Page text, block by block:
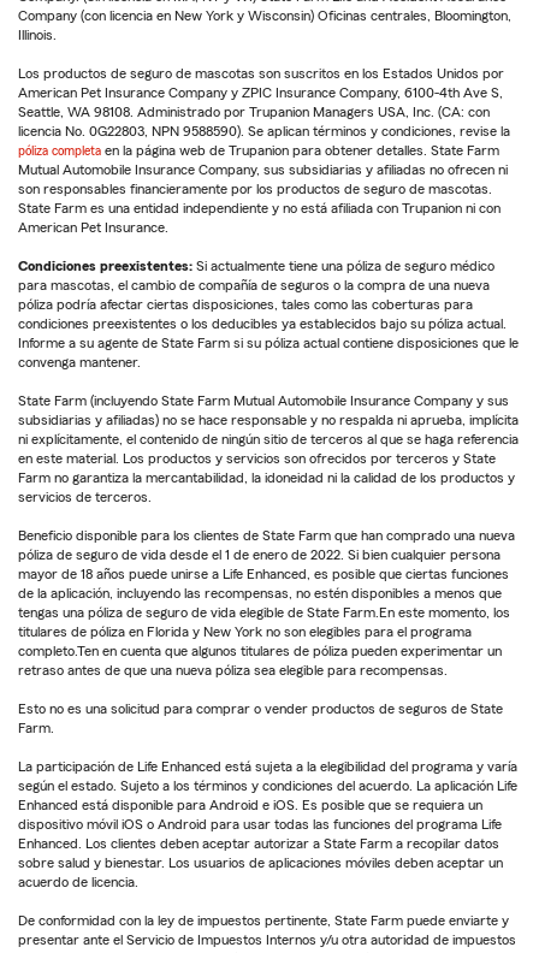
Company (con licencia en New York y Wisconsin) Oficinas centrales, Bloomington,
Illinois.
Los productos de seguro de mascotas son suscritos en los Estados Unidos por
American Pet Insurance Company y ZPIC Insurance Company, 6100-4th Ave S,
Seattle, WA 98108. Administrado por Trupanion Managers USA, Inc. (CA: con
licencia No. 0G22803, NPN 9588590). Se aplican términos y condiciones, revise la
póliza completa en la página web de Trupanion para obtener detalles. State Farm
Mutual Automobile Insurance Company, sus subsidiarias y afiliadas no ofrecen ni
son responsables financieramente por los productos de seguro de mascotas.
State Farm es una entidad independiente y no está afiliada con Trupanion ni con
American Pet Insurance.
Condiciones preexistentes: Si actualmente tiene una póliza de seguro médico
para mascotas, el cambio de compañía de seguros o la compra de una nueva
póliza podría afectar ciertas disposiciones, tales como las coberturas para
condiciones preexistentes o los deducibles ya establecidos bajo su póliza actual.
Informe a su agente de State Farm si su póliza actual contiene disposiciones que le
convenga mantener.
State Farm (incluyendo State Farm Mutual Automobile Insurance Company y sus
subsidiarias y afiliadas) no se hace responsable y no respalda ni aprueba, implícita
ni explícitamente, el contenido de ningún sitio de terceros al que se haga referencia
en este material. Los productos y servicios son ofrecidos por terceros y State
Farm no garantiza la mercantabilidad, la idoneidad ni la calidad de los productos y
servicios de terceros.
Beneficio disponible para los clientes de State Farm que han comprado una nueva
póliza de seguro de vida desde el 1 de enero de 2022. Si bien cualquier persona
mayor de 18 años puede unirse a Life Enhanced, es posible que ciertas funciones
de la aplicación, incluyendo las recompensas, no estén disponibles a menos que
tengas una póliza de seguro de vida elegible de State Farm.En este momento, los
titulares de póliza en Florida y New York no son elegibles para el programa
completo.Ten en cuenta que algunos titulares de póliza pueden experimentar un
retraso antes de que una nueva póliza sea elegible para recompensas.
Esto no es una solicitud para comprar o vender productos de seguros de State
Farm.
La participación de Life Enhanced está sujeta a la elegibilidad del programa y varía
según el estado. Sujeto a los términos y condiciones del acuerdo. La aplicación Life
Enhanced está disponible para Android e iOS. Es posible que se requiera un
dispositivo móvil iOS o Android para usar todas las funciones del programa Life
Enhanced. Los clientes deben aceptar autorizar a State Farm a recopilar datos
sobre salud y bienestar. Los usuarios de aplicaciones móviles deben aceptar un
acuerdo de licencia.
De conformidad con la ley de impuestos pertinente, State Farm puede enviarte y
presentar ante el Servicio de Impuestos Internos y/u otra autoridad de impuestos